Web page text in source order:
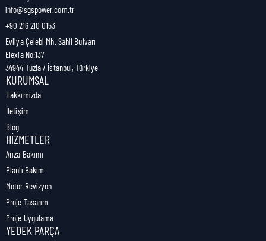
Nakliye Ağırlığı:
info@sgspower.com.tr
+90 216 210 0153
Evliya Çelebi Mh. Sahil Bulvarı
Elexia No:137
34944 Tuzla / İstanbul, Türkiye
KURUMSAL
Hakkımızda
İletişim
Blog
HIZMETLER
Arıza Bakımı
Planlı Bakım
Motor Revizyon
Proje Tasarım
Proje Uygulama
YEDEK PARÇA